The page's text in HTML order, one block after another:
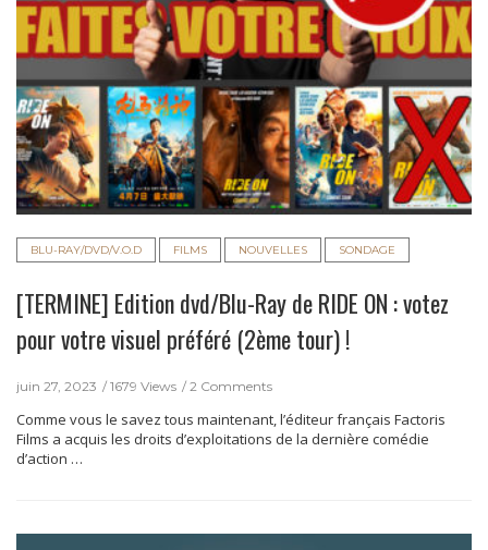
BLU-RAY/DVD/V.O.D FILMS NOUVELLES SONDAGE
[TERMINE] Edition dvd/Blu-Ray de RIDE ON : votez
pour votre visuel préféré (2ème tour) !
juin 27, 2023 1679 Views 2 Comments
Comme vous le savez tous maintenant, l’éditeur français Factoris
Films a acquis les droits d’exploitations de la dernière comédie
d’action …